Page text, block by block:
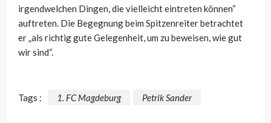
irgendwelchen Dingen, die vielleicht eintreten können“
auftreten. Die Begegnung beim Spitzenreiter betrachtet
er „als richtig gute Gelegenheit, um zu beweisen, wie gut
wir sind“.
Tags : 1. FC Magdeburg Petrik Sander